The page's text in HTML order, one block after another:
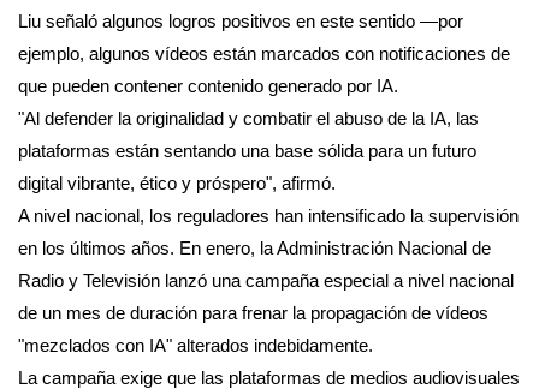
Liu señaló algunos logros positivos en este sentido —por
ejemplo, algunos vídeos están marcados con notificaciones de
que pueden contener contenido generado por IA.
"Al defender la originalidad y combatir el abuso de la IA, las
plataformas están sentando una base sólida para un futuro
digital vibrante, ético y próspero", afirmó.
A nivel nacional, los reguladores han intensificado la supervisión
en los últimos años. En enero, la Administración Nacional de
Radio y Televisión lanzó una campaña especial a nivel nacional
de un mes de duración para frenar la propagación de vídeos
"mezclados con IA" alterados indebidamente.
La campaña exige que las plataformas de medios audiovisuales